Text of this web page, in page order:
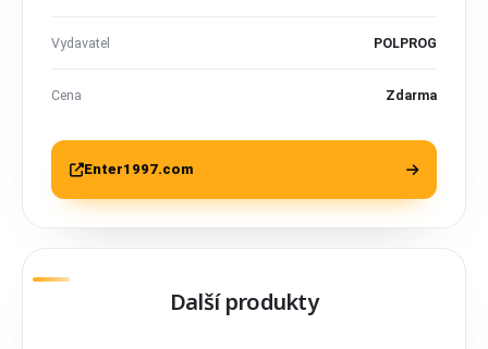
Vydavatel POLPROG
Cena Zdarma
Enter1997.com
Další produkty